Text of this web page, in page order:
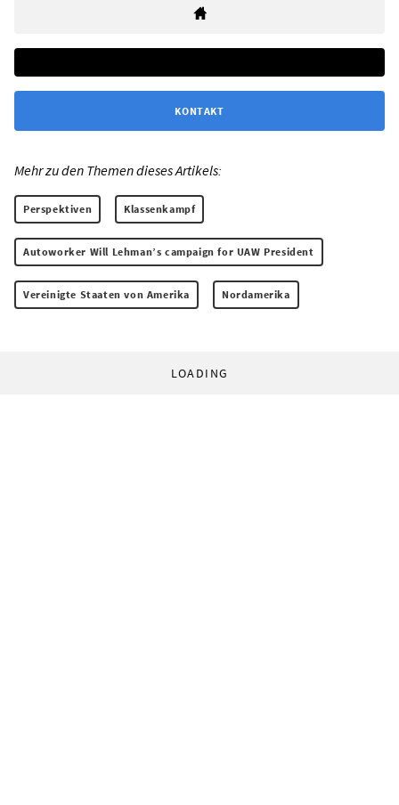
KONTAKT
Mehr zu den Themen dieses Artikels:
Perspektiven Klassenkampf
Autoworker Will Lehman’s campaign for UAW President
Vereinigte Staaten von Amerika Nordamerika
LOADING